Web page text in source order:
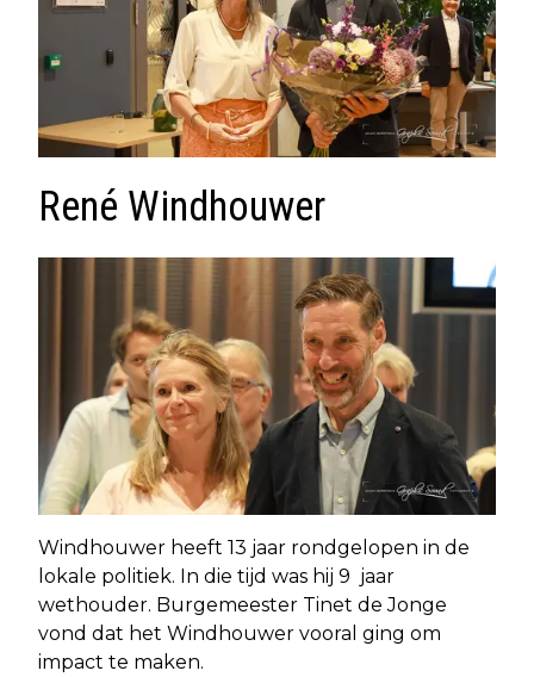
René Windhouwer
Windhouwer heeft 13 jaar rondgelopen in de
lokale politiek. In die tijd was hij 9 jaar
wethouder. Burgemeester Tinet de Jonge
vond dat het Windhouwer vooral ging om
impact te maken.